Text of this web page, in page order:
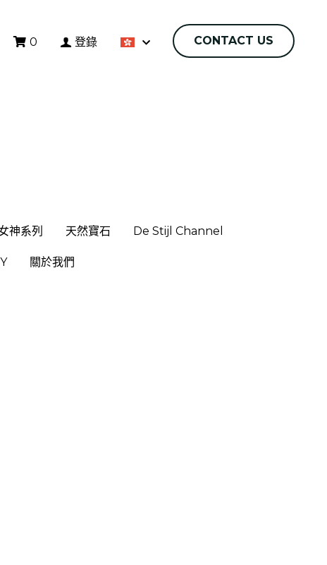
神系列 天然寶石 De Stijl Channel
關於我們
0 登錄 CONTACT US
神系列 天然寶石 De Stijl Channel
關於我們
0 登錄 CONTACT US